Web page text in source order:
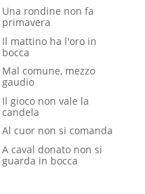
Una rondine non fa
primavera
Il mattino ha l'oro in
bocca
Mal comune, mezzo
gaudio
Il gioco non vale la
candela
Al cuor non si comanda
A caval donato non si
guarda in bocca